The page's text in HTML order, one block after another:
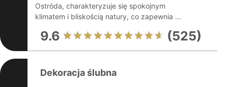
Ostróda, charakteryzuje się spokojnym
klimatem i bliskością natury, co zapewnia ...
9.6 (525)
Dekoracja ślubna